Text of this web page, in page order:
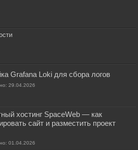
Grafana Loki для сбора логов
29.04.2026
хостинг SpaceWeb — как
сайт и разместить проект
01.04.2026